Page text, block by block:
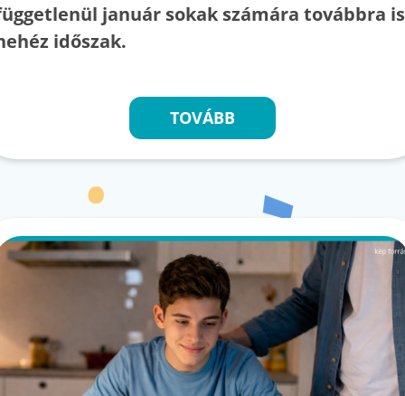
január sokak számára továbbra is
időszak.
TOVÁBB